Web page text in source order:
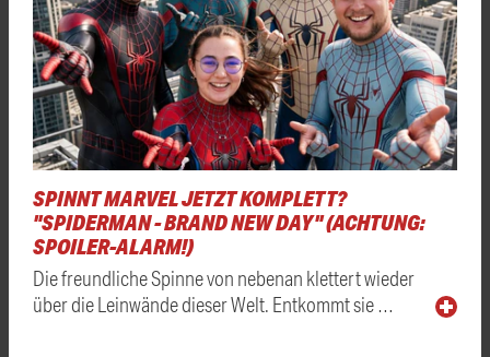
SPINNT MARVEL JETZT KOMPLETT?
"SPIDERMAN - BRAND NEW DAY" (ACHTUNG:
SPOILER-ALARM!)
Die freundliche Spinne von nebenan klettert wieder
über die Leinwände dieser Welt. Entkommt sie …